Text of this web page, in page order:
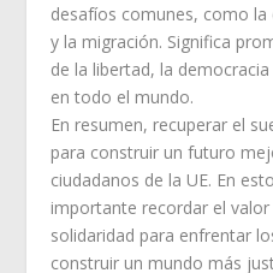
desafíos comunes, como la
y la migración. Significa
de la libertad, la
en todo el mundo.
En resumen, recuperar el
para construir un futuro
ciudadanos de la UE. En
importante recordar el
solidaridad para enfrentar
construir un mundo más